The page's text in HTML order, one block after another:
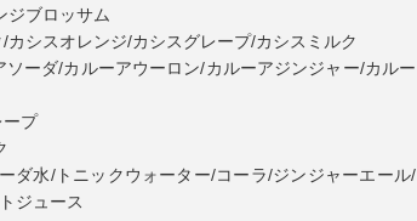
ジブロッサム
シスオレンジ/カシスグレープ/カシスミルク
ーダ/カルーアウーロン/カルーアジンジャー/カルー
ープ
ダ水/トニックウォーター/コーラ/ジンジャーエール/
ジュース